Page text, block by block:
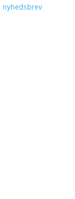
nyhedsbrev